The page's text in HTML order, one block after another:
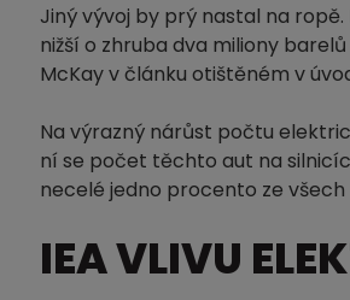
Jiný vývoj by prý nastal na
nižší o zhruba dva miliony
McKay v článku otištěném v
Na výrazný nárůst počtu
ní se počet těchto aut na
necelé jedno procento ze
IEA VLIVU